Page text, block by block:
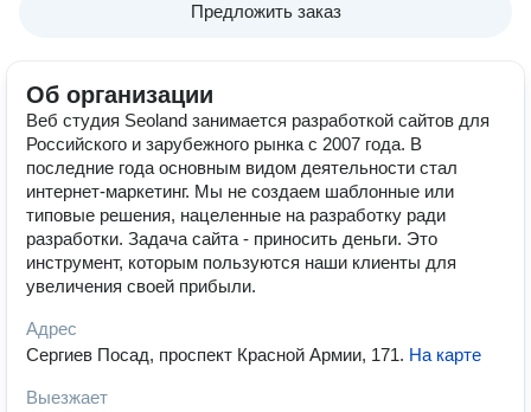
Предложить заказ
Об организации
Веб студия Seoland занимается разработкой сайтов для
Российского и зарубежного рынка с 2007 года. В
последние года основным видом деятельности стал
интернет-маркетинг. Мы не создаем шаблонные или
типовые решения, нацеленные на разработку ради
разработки. Задача сайта - приносить деньги. Это
инструмент, которым пользуются наши клиенты для
увеличения своей прибыли.
Адрес
Сергиев Посад, проспект Красной Армии, 171. На карте
Выезжает